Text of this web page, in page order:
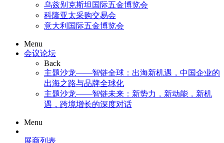
乌兹别克斯坦国际五金博览会
科隆亚太采购交易会
意大利国际五金博览会
Menu
会议论坛
Back
主题沙龙——智链全球：出海新机遇，中国企业的
出海之路与品牌全球化
主题沙龙——智链未来：新势力，新动能，新机
遇，跨境增长的深度对话
Menu
展商列表